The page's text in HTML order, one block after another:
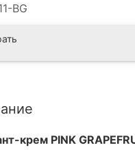
BG
крем PINK